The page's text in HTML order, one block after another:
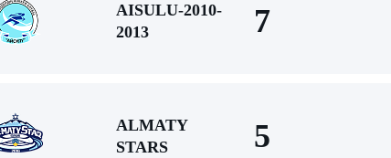
AISULU-2010-
2013
7
ALMATY
STARS
5